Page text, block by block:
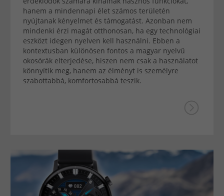
hanem a mindennapi élet számos területén
nyújtanak kényelmet és támogatást. Azonban nem
mindenki érzi magát otthonosan, ha egy technológiai
eszközt idegen nyelven kell használni. Ebben a
kontextusban különösen fontos a magyar nyelvű
okosórák elterjedése, hiszen nem csak a használatot
könnyítik meg, hanem az élményt is személyre
szabottabbá, komfortosabbá teszik.